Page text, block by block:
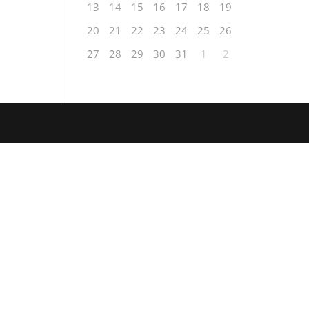
13
14 15 16 17 18
19
20
21 22 23 24 25
26
27
28 29 30 31 1 2